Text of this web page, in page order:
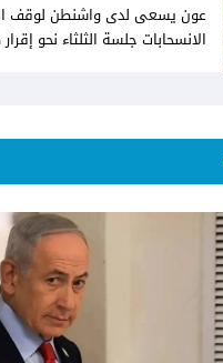
عون يسعى لدى واشنطن لوقف
الانسحابات جلسة الثلثاء نحو